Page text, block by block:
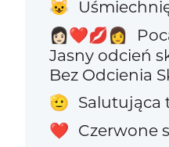
😺
👩🏻‍❤️‍💋‍👩
Jasny odcień
Bez Odcienia
🫡 Salutująca
❤️ Czerwone